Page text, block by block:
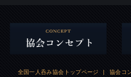
全国一人呑み協会トップページ | 協会コ